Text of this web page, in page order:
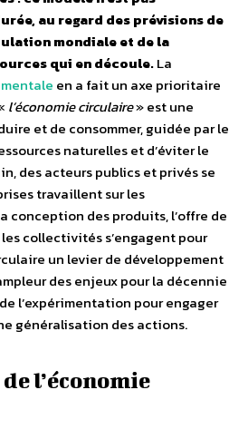
au regard des prévisions de
mondiale et de la
qui en découle.La
en a fait un axe prioritaire
l’économie circulaire» est une
et de consommer, guidée par le
naturelles et d’éviter le
des acteurs publics et privés se
travaillent sur les
conception des produits, l’offre de
collectivités s’engagent pour
un levier de développement
des enjeux pour la décennie
l’expérimentation pour engager
généralisation des actions.
l’économie